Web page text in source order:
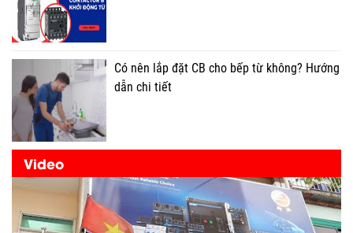
Có nên lắp đặt CB cho bếp từ không? Hướng
dẫn chi tiết
Video